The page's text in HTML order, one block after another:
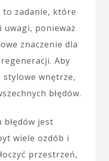
zadanie, które
uwagi, ponieważ
znaczenie dla
Aby
wnętrze,
błędów.
błędów jest
wiele ozdób i
przestrzeń,